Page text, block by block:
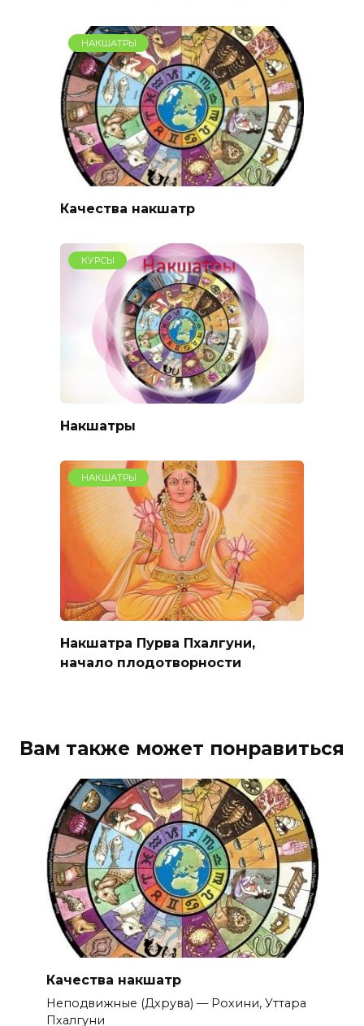
НАКШАТРЫ
Качества накшатр
КУРСЫ
Накшатры
НАКШАТРЫ
Накшатра Пурва Пхалгуни,
начало плодотворности
Вам также может понравиться
Качества накшатр
Неподвижные (Дхрува) — Рохини, Уттара
Пхалгуни